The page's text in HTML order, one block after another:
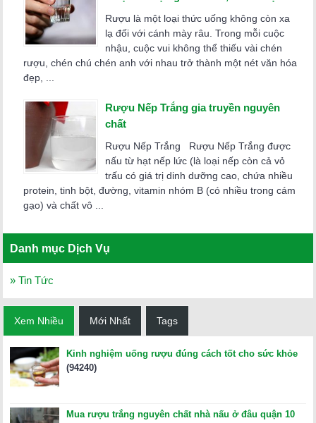
Rượu là một loại thức uống không còn xa
lạ đối với cánh mày râu. Trong mỗi cuộc
nhậu, cuộc vui không thể thiếu vài chén
rượu, chén chú chén anh với nhau trở thành một nét văn hóa
đẹp, ...
Rượu Nếp Trắng gia truyền nguyên
chất
Rượu Nếp Trắng Rượu Nếp Trắng được
nấu từ hạt nếp lức (là loại nếp còn cả vỏ
trấu có giá trị dinh dưỡng cao, chứa nhiều
protein, tinh bột, đường, vitamin nhóm B (có nhiều trong cám
gạo) và chất vô ...
Danh mục Dịch Vụ
» Tin Tức
Xem Nhiều Mới Nhất Tags
Kinh nghiệm uống rượu đúng cách tốt cho sức khỏe
(94240)
Mua rượu trắng nguyên chất nhà nấu ở đâu quận 10